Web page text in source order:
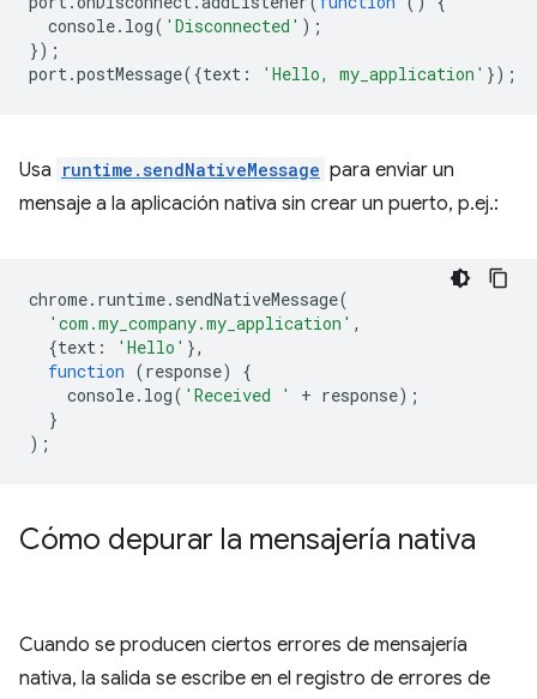
console. log( 'Disconnected' );
});
port.postMessage({text : 'Hello, my_application' });
Usa runtime.sendNativeMessage para enviar un
mensaje a la aplicación nativa sin crear un puerto, p.ej.:
chrome. runtime. sendNativeMessage(
'com.my_company.my_application' ,
{text : 'Hello' },
function (response)
{
console. log( 'Received ' + response);
}
);
Cómo depurar la mensajería nativa
Cuando se producen ciertos errores de mensajería
nativa, la salida se escribe en el registro de errores de